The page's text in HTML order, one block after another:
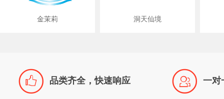
金茉莉 洞天仙境
 品类齐全，快速响应  一对